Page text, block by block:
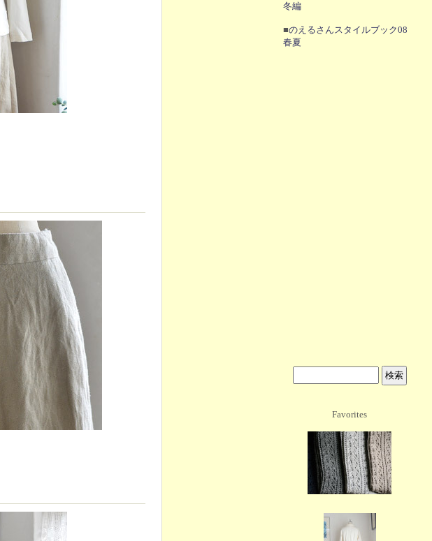
冬編
■のえるさんスタイルブック08
春夏
Favorites